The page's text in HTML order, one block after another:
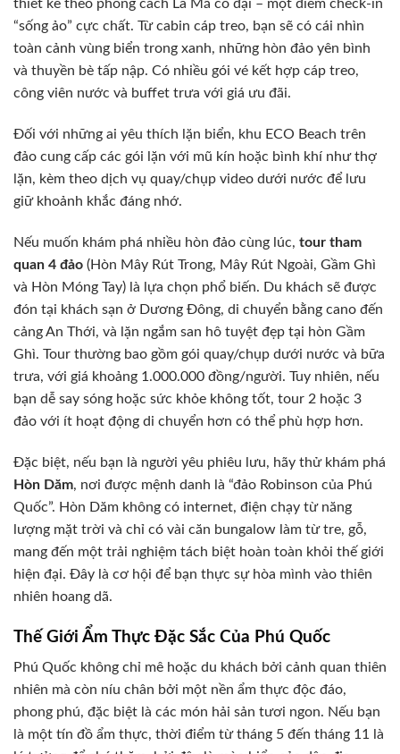
thiết kế theo phong cách La Mã cổ đại – một điểm check-in
“sống ảo” cực chất. Từ cabin cáp treo, bạn sẽ có cái nhìn
toàn cảnh vùng biển trong xanh, những hòn đảo yên bình
và thuyền bè tấp nập. Có nhiều gói vé kết hợp cáp treo,
công viên nước và buffet trưa với giá ưu đãi.
Đối với những ai yêu thích lặn biển, khu ECO Beach trên
đảo cung cấp các gói lặn với mũ kín hoặc bình khí như thợ
lặn, kèm theo dịch vụ quay/chụp video dưới nước để lưu
giữ khoảnh khắc đáng nhớ.
Nếu muốn khám phá nhiều hòn đảo cùng lúc, tour tham
quan 4 đảo (Hòn Mây Rút Trong, Mây Rút Ngoài, Gầm Ghì
và Hòn Móng Tay) là lựa chọn phổ biến. Du khách sẽ được
đón tại khách sạn ở Dương Đông, di chuyển bằng cano đến
cảng An Thới, và lặn ngắm san hô tuyệt đẹp tại hòn Gầm
Ghì. Tour thường bao gồm gói quay/chụp dưới nước và bữa
trưa, với giá khoảng 1.000.000 đồng/người. Tuy nhiên, nếu
bạn dễ say sóng hoặc sức khỏe không tốt, tour 2 hoặc 3
đảo với ít hoạt động di chuyển hơn có thể phù hợp hơn.
Đặc biệt, nếu bạn là người yêu phiêu lưu, hãy thử khám phá
Hòn Dăm, nơi được mệnh danh là “đảo Robinson của Phú
Quốc”. Hòn Dăm không có internet, điện chạy từ năng
lượng mặt trời và chỉ có vài căn bungalow làm từ tre, gỗ,
mang đến một trải nghiệm tách biệt hoàn toàn khỏi thế giới
hiện đại. Đây là cơ hội để bạn thực sự hòa mình vào thiên
nhiên hoang dã.
Thế Giới Ẩm Thực Đặc Sắc Của Phú Quốc
Phú Quốc không chỉ mê hoặc du khách bởi cảnh quan thiên
nhiên mà còn níu chân bởi một nền ẩm thực độc đáo,
phong phú, đặc biệt là các món hải sản tươi ngon. Nếu bạn
là một tín đồ ẩm thực, thời điểm từ tháng 5 đến tháng 11 là